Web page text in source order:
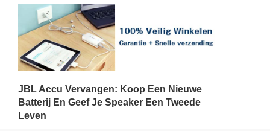
JBL Accu Vervangen: Koop Een Nieuwe
Batterij En Geef Je Speaker Een Tweede
Leven